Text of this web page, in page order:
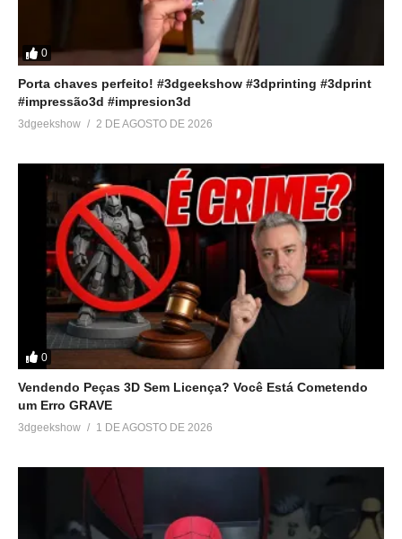
0
Porta chaves perfeito! #3dgeekshow #3dprinting #3dprint
#impressão3d #impresion3d
3dgeekshow 2 DE AGOSTO DE 2026
0
Vendendo Peças 3D Sem Licença? Você Está Cometendo
um Erro GRAVE
3dgeekshow 1 DE AGOSTO DE 2026